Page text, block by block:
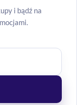
i bądź na